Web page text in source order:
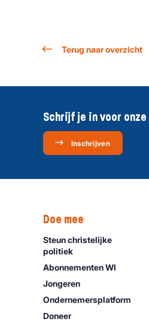
Terug naar overzicht
Schrijf je in voor
Inschrijven
Doe mee
Steun christelijke
politiek
Abonnementen WI
Jongeren
Ondernemers­platform
Doneer